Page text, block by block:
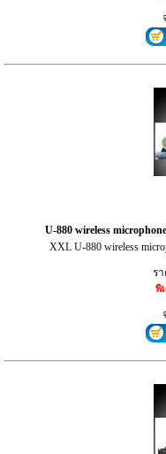
U-880 wireless
XXL U-880 wireless
ร
พิ